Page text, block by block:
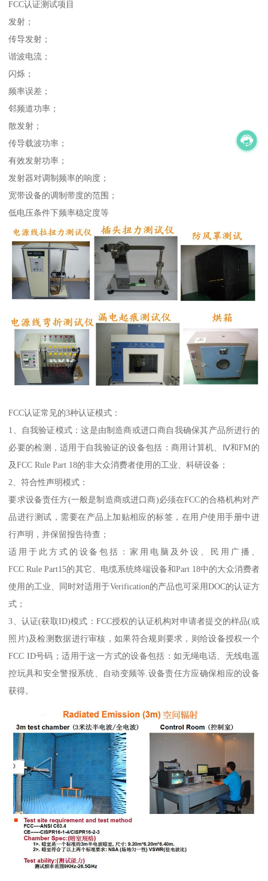
FCC认证测试项目
发射；
传导发射；
谐波电流；
闪烁；
频率误差；
邻频道功率；
散发射；
传导载波功率；
有效发射功率；
发射器对调制频率的响度；
宽带设备的调制带度的范围；
低电压条件下频率稳定度等
FCC认证常见的3种认证模式：
1、自我验证模式：这是由制造商或进口商自我确保其产品所进行的
必要的检测，适用于自我验证的设备包括：商用计算机、Ⅳ和FM的
及FCC Rule Part 18的非大众消费者使用的工业、科研设备；
2、符合性声明模式：
要求设备责任方(一般是制造商或进口商)必须在FCC的合格机构对产
品进行测试，需要在产品上加贴相应的标签，在用户使用手册中进
行声明，并保留报告待查；
适用于此方式的设备包括：家用电脑及外设、民用广播、
FCC Rule Part15的其它、电缆系统终端设备和Part 18中的大众消费者
使用的工业、同时对适用于Verification的产品也可采用DOC的认证方
式；
3、认证(获取ID)模式：FCC授权的认证机构对申请者提交的样品(或
照片)及检测数据进行审核，如果符合规则要求，则给设备授权一个
FCC ID号码；适用于这一方式的设备包括：如无绳电话、无线电遥
控玩具和安全警报系统、自动变频等.设备责任方应确保相应的设备
获得。